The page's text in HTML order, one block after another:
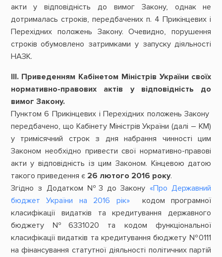
акти у відповідність до вимог Закону, однак не
дотрималась строків, передбачених п. 4 Прикінцевих і
Перехідних положень Закону. Очевидно, порушення
строків обумовлено затримками у запуску діяльності
НАЗК.
III. Приведенням Кабінетом Міністрів України своїх
нормативно-правових актів у відповідність до
вимог Закону.
Пунктом 6 Прикінцевих і Перехідних положень Закону
передбачено, що Кабінету Міністрів України (далі – КМ)
у тримісячний строк з дня набрання чинності цим
Законом необхідно привести свої нормативно-правові
акти у відповідність із цим Законом. Кінцевою датою
такого приведення є 26 лютого 2016 року.
Згідно з Додатком №3 до Закону «Про Державний
бюджет України на 2016 рік»кодом програмної
класифікації видатків та кредитування державного
бюджету №6331020 та кодом функціональної
класифікації видатків та кредитування бюджету №0111
на фінансування статутної діяльності політичних партій